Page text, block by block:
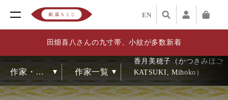
EN
田畑喜八さんの九寸帯、小紋が多数新着
香月美穂子（かつきみほこ
KATSUKI, Mihoko）